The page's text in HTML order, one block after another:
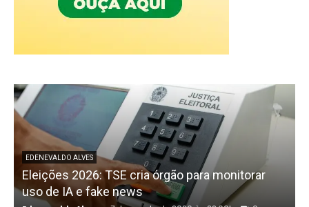
EDENEVALDO ALVES
Eleições 2026: TSE cria órgão para monitorar
uso de IA e fake news